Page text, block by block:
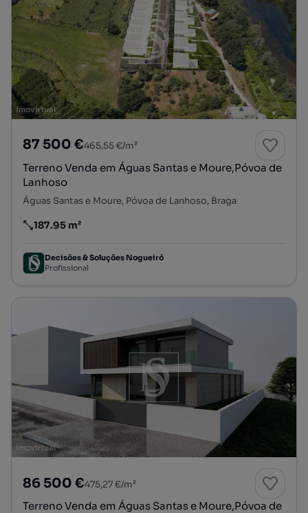
87 500 €465,55 €/m²
Terreno Venda em Águas Santas e Moure,Póvoa de
Lanhoso
Águas Santas e Moure, Póvoa de Lanhoso, Braga
Preço por metro quadrado
187.95 m²
Decisões & Soluções Nogueiró
Profissional
86 500 €475,27 €/m²
Terreno Venda em Águas Santas e Moure,Póvoa de